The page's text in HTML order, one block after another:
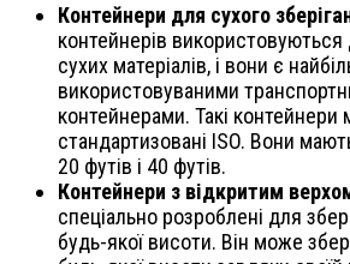
Контейнери для сухого
контейнерів використовуються
сухих матеріалів, і вони є
використовуваними
контейнерами. Такі контейнери
стандартизовані ISO. Вони
20 футів і 40 футів.
Контейнери з відкритим
спеціально розроблені для
будь-якої висоти. Він може